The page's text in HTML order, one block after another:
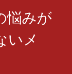
悩みが
いメ